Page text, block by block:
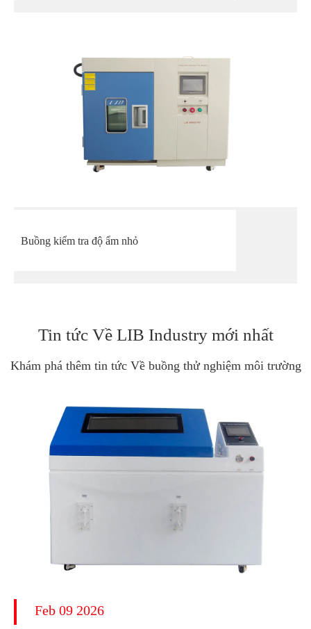
Buồng kiểm tra độ ẩm nhỏ
Tin tức Về LIB Industry mới nhất
Khám phá thêm tin tức Về buồng thử nghiệm môi trường
Feb 09 2026